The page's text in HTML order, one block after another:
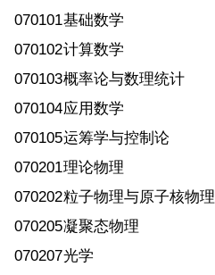
070101基础数学
070102计算数学
070103概率论与数理统计
070104应用数学
070105运筹学与控制论
070201理论物理
070202粒子物理与原子核物理
070205凝聚态物理
070207光学